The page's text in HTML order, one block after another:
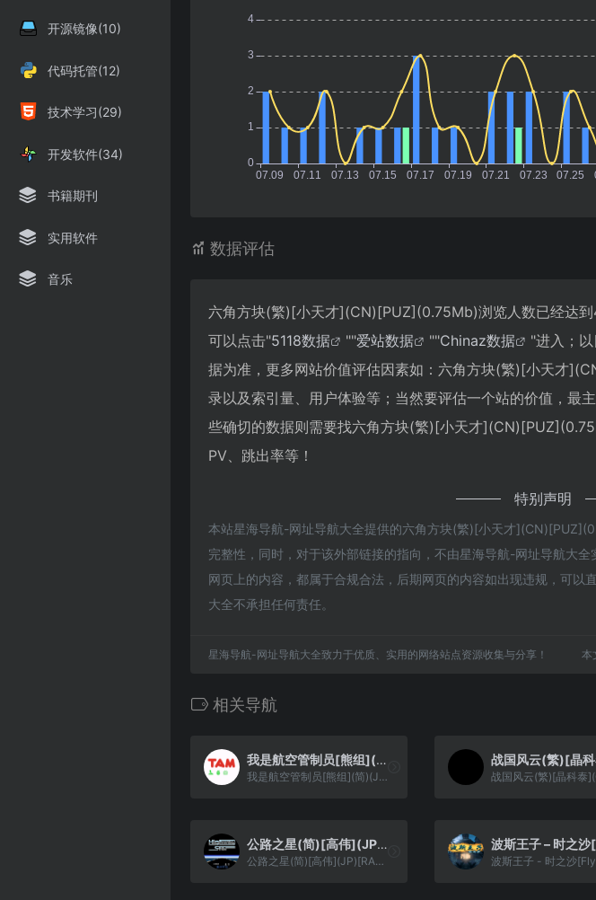
开源镜像(10)
代码托管(12)
技术学习(29)
开发软件(34)
书籍期刊
实用软件
音乐
数据评估
六角方块(繁)[小天才](CN)[PUZ](0.75Mb)浏览人数已经达到
可以点击"5118数据 ""爱站数据 ""Chinaz数据
"进入；
据为准，更多网站价值评估因素如：六角方块(繁)[小天才
录以及索引量、用户体验等；当然要评估一个站的价值，最
些确切的数据则需要找六角方块(繁)[小天才
PV、跳出率等！
特别声明
本站星海导航-网址导航大全提供的六角方块(繁)[小天才
完整性，同时，对于该外部链接的指向，不由星海导航-网址导航大
网页上的内容，都属于合规合法，后期网页的内容如出现违规，可以
大全不承担任何责任。
星海导航-网址导航大全致力于优质、实用的网络站点资源收集与分享！ 本
相关导航
我是航空管制员[熊组](简)(JP)(64Mb)
我是航空管制员[熊组](简)(JP)(64Mb)
公路之星(简)[高伟](JP)[RAC](1Mb)
公路之星(简)[高伟](JP)[RAC](1Mb)